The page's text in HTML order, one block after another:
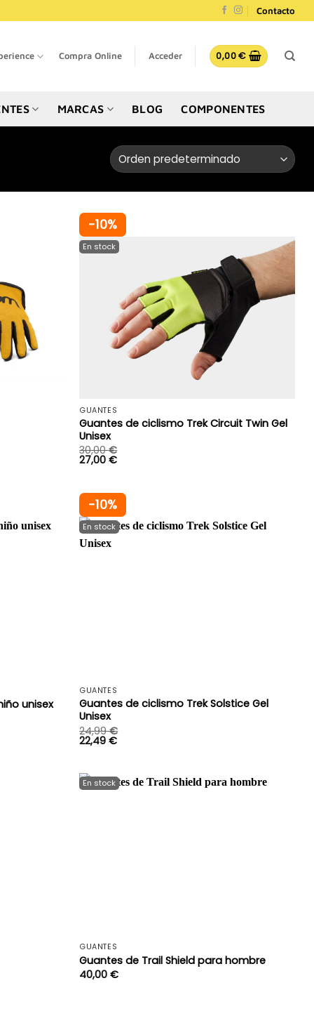
Contacto
Compra Online Acceder 0,00€
MARCAS BLOG COMPONENTES
-10%
GUANTES
Guantes de ciclismo Trek Circuit Twin Gel
Unisex
30,00€
27,00€
unisex
-10%
GUANTES
Guantes de ciclismo Trek Solstice Gel
Unisex
24,99€
22,49€
GUANTES
Guantes de Trail Shield para hombre
40,00€